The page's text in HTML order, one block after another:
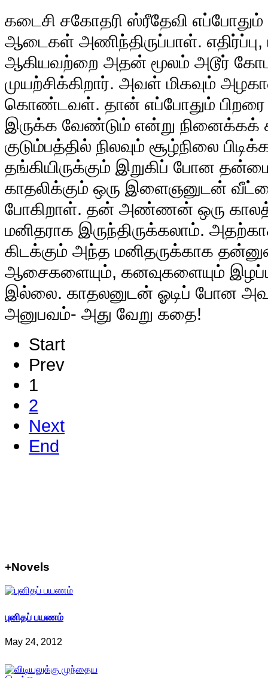
கடைசி சகோதரி ஸ்ரீதேவி எப்போதும்
ஆடைகள் அணிந்திருப்பாள். எதிர்ப்பு,
ஆகியவற்றை அதன் மூலம் அடூர்
முயற்சிக்கிறார். அவள் மிகவும்
கொண்டவள். தான் எப்போதும்
இருக்க வேண்டும் என்று நினைக்கக்
குடும்பத்தில் நிலவும் சூழ்நிலை
தங்கியிருக்கும் இறுகிப் போன
காதலிக்கும் ஒரு இளைஞனுடன்
போகிறாள். தன் அண்ணன் ஒரு
மனிதராக இருந்திருக்கலாம்.
கிடக்கும் அந்த மனிதருக்காக
ஆசைகளையும், கனவுகளையும்
இல்லை. காதலனுடன் ஓடிப் போன
அனுபவம்- அது வேறு கதை!
Start
Prev
1
2
Next
End
+Novels
புனிதப் பயணம்
May 24, 2012